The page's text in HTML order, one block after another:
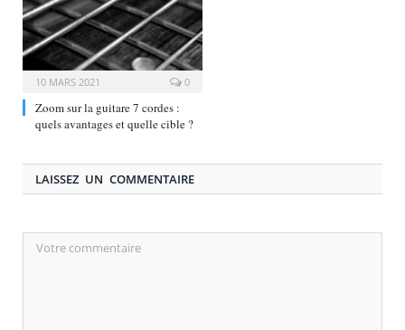
10 MARS 2021 0
Zoom sur la guitare 7 cordes :
quels avantages et quelle cible ?
LAISSEZ UN COMMENTAIRE